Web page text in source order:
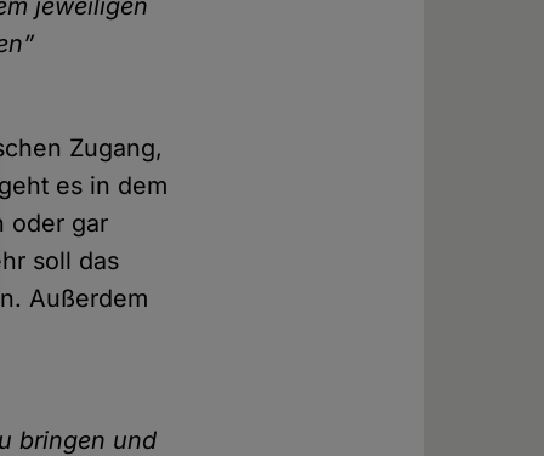
Zugang,
es in dem
oder gar
soll das
Außerdem
bringen und